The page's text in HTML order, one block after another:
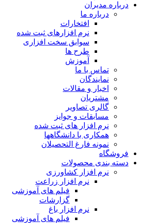
درباره مدیران
درباره ما
افتخارات
نرم افزارهای ثبت شده
سوابق سخت افزاری
طرح ها
آموزش
تماس با ما
نمایندگان
اخبار و مقالات
مشتریان
گالری تصاویر
مسابقات و جوایز
نرم افزار های ثبت شده
همکاری با دانشگاهها
نمونه فارغ التحصیلان
فروشگاه
دسته بندی محصولات
نرم افزار کشاورزی
نرم افزار زراعت
فیلم های آموزشی
گزارشات
نرم افزار باغ
فیلم های آموزشی